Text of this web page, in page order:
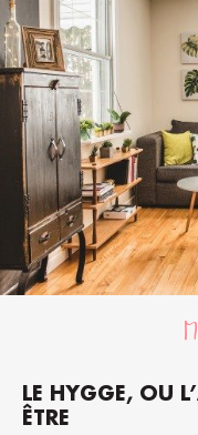
LE HYGGE, OU
ÊTRE